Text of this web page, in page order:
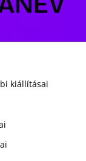
kiállításai